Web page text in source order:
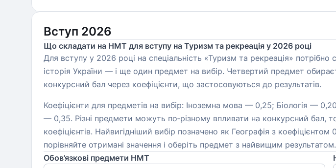
Вступ 2026
Що складати на НМТ для вступу на Туризм та рекреація у 2026 році
Для вступу у 2026 році на спеціальність «Туризм та рекреація»
історія України — і ще один предмет на вибір. Четвертий предмет
конкурсний бал через коефіцієнти, що застосовуються до результатів.
Коефіцієнти для предметів на вибір: Іноземна мова — 0,25; Біологія —
— 0,35. Різні предмети можуть по‑різному впливати на конкурсний бал,
коефіцієнтів. Найвигідніший вибір позначено як Географія з
порівняйте отримані значення і оберіть предмет з найвищим результатом.
Обов’язкові предмети НМТ